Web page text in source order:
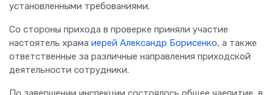
установленными требованиями.
Со стороны прихода в проверке приняли участие
настоятель храма иерей Александр Борисенко, а также
ответственные за различные направления приходской
деятельности сотрудники.